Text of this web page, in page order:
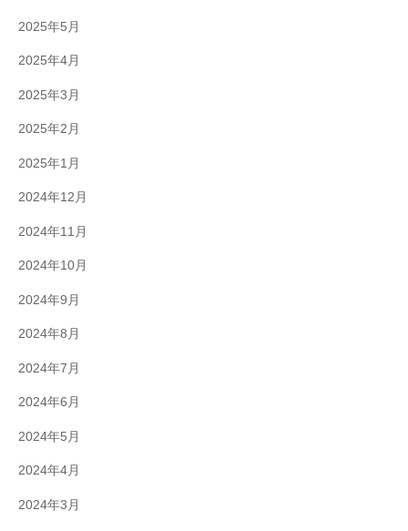
2025年5月
2025年4月
2025年3月
2025年2月
2025年1月
2024年12月
2024年11月
2024年10月
2024年9月
2024年8月
2024年7月
2024年6月
2024年5月
2024年4月
2024年3月